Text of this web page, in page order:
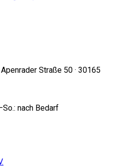
Straße 50 · 30165
nach Bedarf